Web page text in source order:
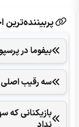
پربیننده‌ترین
بیفوما در
سه رقیب اصلی
بازیکنانی که